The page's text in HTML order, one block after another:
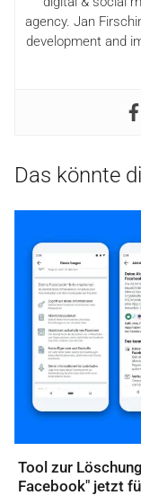
agency. Jan
development and
Das könnte
Tool zur
Facebook" jetzt